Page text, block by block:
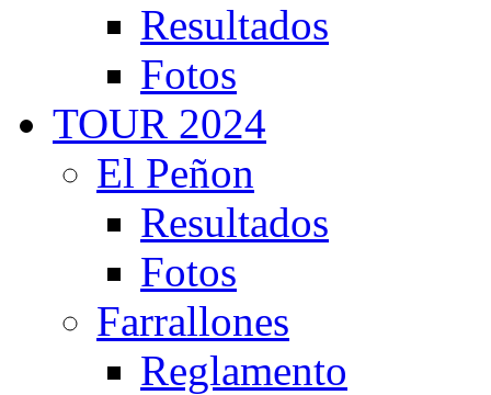
Resultados
Fotos
TOUR 2024
El Peñon
Resultados
Fotos
Farrallones
Reglamento